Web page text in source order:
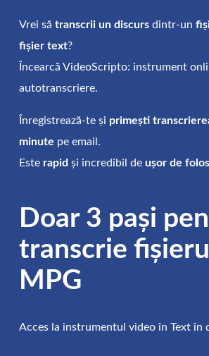
Vrei sătranscrii un discurs dintr-un
fișier text?
Încearcă VideoScripto: instrument
autotranscriere.
Înregistrează-te și primești
minute pe email.
Este rapid și incredibil de ușor de
Doar 3 pași
transcrie
MPG
Acces la instrumentul video în Text în